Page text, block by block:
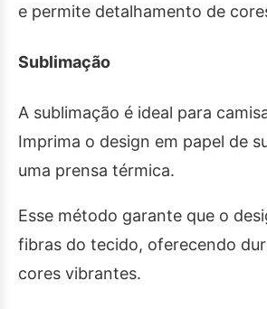
e permite detalhamento de
Sublimação
A sublimação é ideal para
Imprima o design em papel de
uma prensa térmica.
Esse método garante que o
fibras do tecido, oferecendo
cores vibrantes.